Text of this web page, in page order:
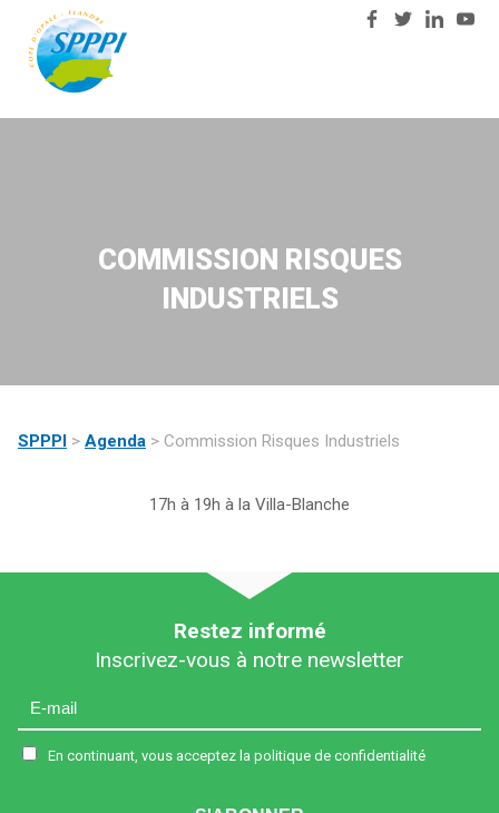
Nous
COMMISSION RISQUES
INDUSTRIELS
SPPPI > Agenda > Commission Risques Industriels
17h à 19h à la Villa-Blanche
Restez informé
Inscrivez-vous à notre newsletter
En continuant, vous acceptez la politique de confidentialité